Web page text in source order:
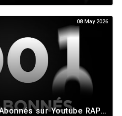
08 May 2026
Comment Avoir 1000 Abonnés sur Youtube RAPIDEMENT (en 7 Jours)